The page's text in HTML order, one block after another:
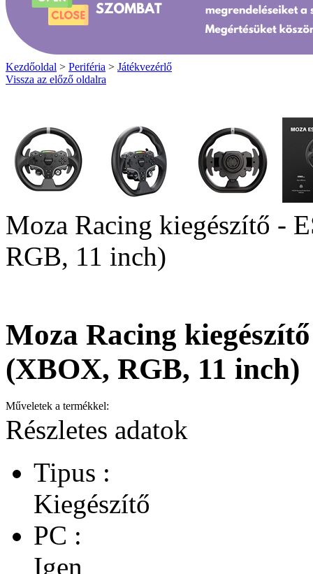
Kezdőoldal > Periféria > Játékvezérlő
Vissza az előző oldalra
Moza Racing kiegészítő -
RGB, 11 inch)
Moza Racing
(XBOX, RGB, 11 inch)
Műveletek a termékkel:
Részletes adatok
Tipus :
Kiegészítő
PC :
Igen